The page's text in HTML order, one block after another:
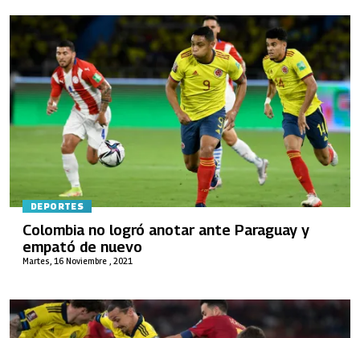
DEPORTES
Martes, 16 Noviembre , 2021
Colombia no logró anotar ante Paraguay y
empató de nuevo